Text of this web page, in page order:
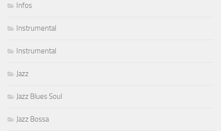
Infos
Instrumental
Instrumental
Jazz
Jazz Blues Soul
Jazz Bossa